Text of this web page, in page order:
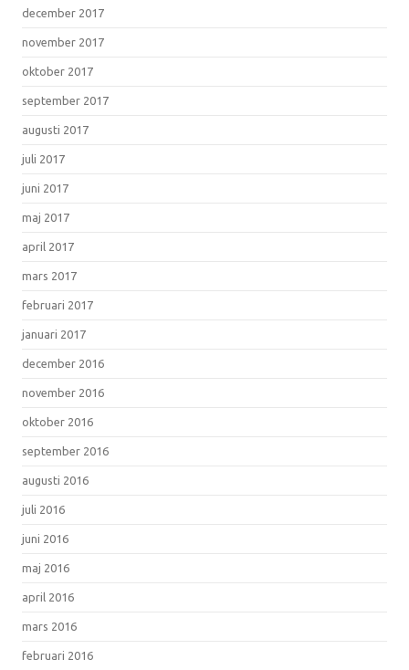
december 2017
november 2017
oktober 2017
september 2017
augusti 2017
juli 2017
juni 2017
maj 2017
april 2017
mars 2017
februari 2017
januari 2017
december 2016
november 2016
oktober 2016
september 2016
augusti 2016
juli 2016
juni 2016
maj 2016
april 2016
mars 2016
februari 2016